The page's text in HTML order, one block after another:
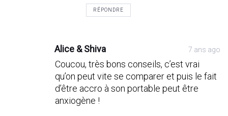
RÉPONDRE
Alice & Shiva 7 ans ago
Coucou, très bons conseils, c’est vrai
qu’on peut vite se comparer et puis le fait
d’être accro à son portable peut être
anxiogène !